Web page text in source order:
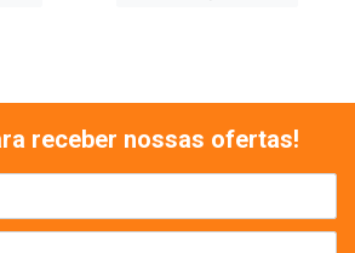
receber nossas ofertas!